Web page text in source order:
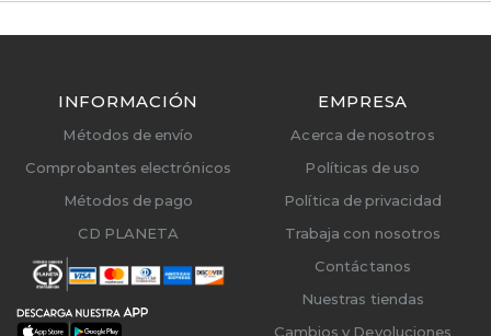
INFORMACIÓN
Métodos de envío
Comprobantes electrónicos
Métodos de pago
CD PLANETA
EMPRESA
Acerca de nosotros
Políticas de uso
Política de privacidad
Trabaja con nosotros
Contáctanos
Nuestras tiendas
Cambios y Devoluciones